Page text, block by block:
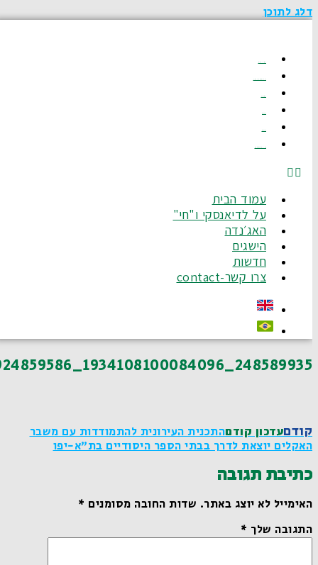
דלג לתוכן
עמוד הבית
על לדיאנסקי ו"חי"
האג׳נדה
הישגים
חדשות
צרו קשר-contact
248589935_1934108100084096_1338742781924859586_n
קודםעדכון קודםהתכנית העירונית להתמודדות עם משבר
האקלים יוצאת לדרך בבתי הספר היסודיים בת"א-יפו
כתיבת תגובה
האימייל לא יוצג באתר.שדות החובה מסומנים*
התגובה שלך*